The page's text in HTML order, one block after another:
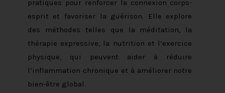
pratiques pour renforcer la connexion corps-
esprit et favoriser la guérison. Elle explore
des méthodes telles que la méditation, la
thérapie expressive, la nutrition et l’exercice
physique, qui peuvent aider à réduire
l’inflammation chronique et à améliorer notre
bien-être global.